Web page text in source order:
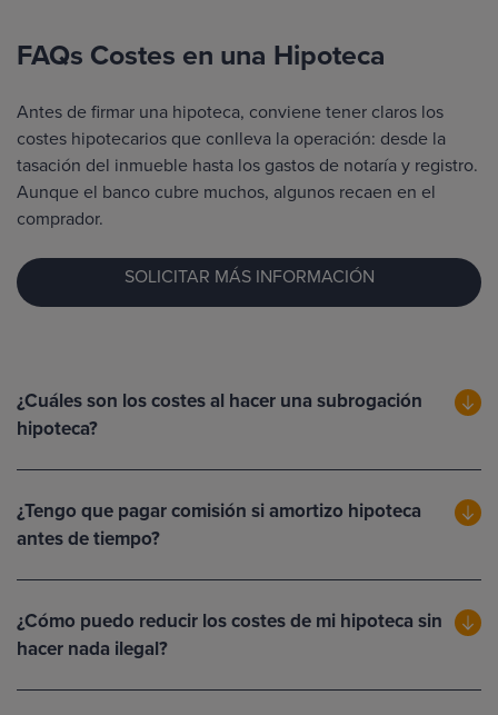
FAQs Costes en una Hipoteca
Antes de firmar una hipoteca, conviene tener claros los
costes hipotecarios que conlleva la operación: desde la
tasación del inmueble hasta los gastos de notaría y registro.
Aunque el banco cubre muchos, algunos recaen en el
comprador.
SOLICITAR MÁS INFORMACIÓN
¿Cuáles son los costes al hacer una subrogación
hipoteca?
¿Tengo que pagar comisión si amortizo hipoteca
antes de tiempo?
¿Cómo puedo reducir los costes de mi hipoteca sin
hacer nada ilegal?